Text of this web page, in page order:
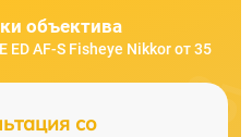
объектива
AF-S Fisheye Nikkor от 35
со